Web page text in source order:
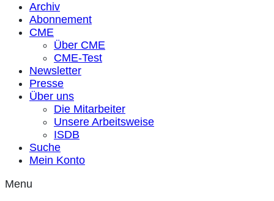
Archiv
Abonnement
CME
Über CME
CME-Test
Newsletter
Presse
Über uns
Die Mitarbeiter
Unsere Arbeitsweise
ISDB
Suche
Mein Konto
Menu